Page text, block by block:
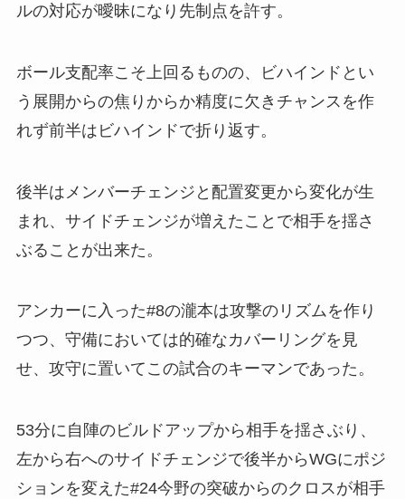
ルの対応が曖昧になり先制点を許す。
ボール支配率こそ上回るものの、ビハインドとい
う展開からの焦りからか精度に欠きチャンスを作
れず前半はビハインドで折り返す。
後半はメンバーチェンジと配置変更から変化が生
まれ、サイドチェンジが増えたことで相手を揺さ
ぶることが出来た。
アンカーに入った#8の瀧本は攻撃のリズムを作り
つつ、守備においては的確なカバーリングを見
せ、攻守に置いてこの試合のキーマンであった。
53分に自陣のビルドアップから相手を揺さぶり、
左から右へのサイドチェンジで後半からWGにポジ
ションを変えた#24今野の突破からのクロスが相手